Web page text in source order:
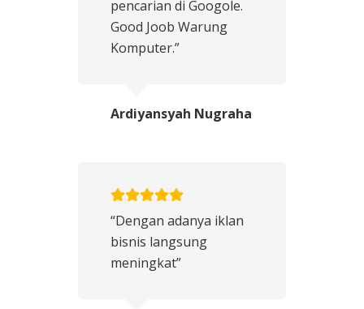
pencarian di Googole.
Good Joob Warung
Komputer.”
Ardiyansyah Nugraha
“Dengan adanya iklan
bisnis langsung
meningkat”